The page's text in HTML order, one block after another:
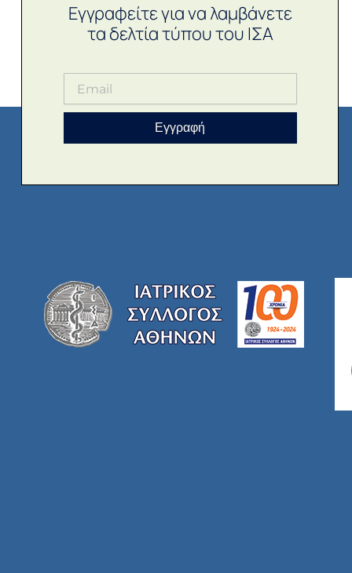
Εγγραφείτε για να λαμβάνετε
τα δελτία τύπου του ΙΣΑ
Εγγραφή